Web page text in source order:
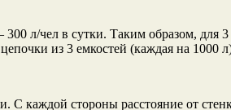
л/чел в сутки. Таким образом, для 3
из 3 емкостей (каждая на 1000
С каждой стороны расстояние от